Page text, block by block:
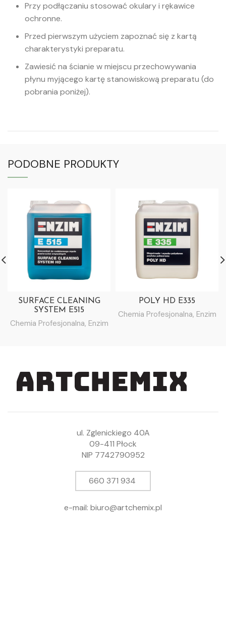
Przy podłączaniu stosować okulary i rękawice
ochronne.
Przed pierwszym użyciem zapoznać się z kartą
charakterystyki preparatu.
Zawiesić na ścianie w miejscu przechowywania
płynu myjącego kartę stanowiskową preparatu (do
pobrania poniżej).
PODOBNE PRODUKTY
SURFACE CLEANING
SYSTEM E515
Chemia Profesjonalna, Enzim
POLY HD E335
Chemia Profesjonalna, Enzim
ul. Zglenickiego 40A
09-411 Płock
NIP 7742790952
660 371 934
e-mail: biuro@artchemix.pl